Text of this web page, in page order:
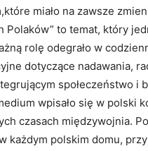
miało na zawsze
Polaków” to temat, który
rolę odegrało w
dotyczące nadawania,
społeczeństwo i
wpisało się w polski
czasach międzywojnia.
każdym polskim domu,